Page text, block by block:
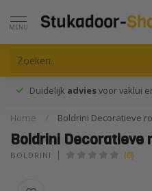
MENU
Duidelijk adviesvoor vaklui
Home Boldrini Decoratieve
Boldrini Decoratieve
BOLDRINI (0)